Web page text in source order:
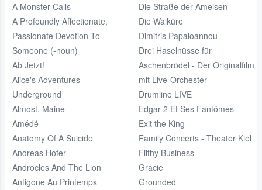
A Monster Calls
A Profoundly Affectionate,
Passionate Devotion To
Someone (-noun)
Ab Jetzt!
Alice's Adventures
Underground
Almost, Maine
Amédé
Anatomy Of A Suicide
Andreas Hofer
Androcles And The Lion
Antigone Au Printemps
Die Straße der Ameisen
Die Walküre
Dimitris Papaioannou
Drei Haselnüsse für
Aschenbrödel - Der Originalfilm
mit Live-Orchester
Drumline LIVE
Edgar 2 Et Ses Fantômes
Exit the King
Family Concerts - Theater Kiel
Filthy Business
Gracie
Grounded